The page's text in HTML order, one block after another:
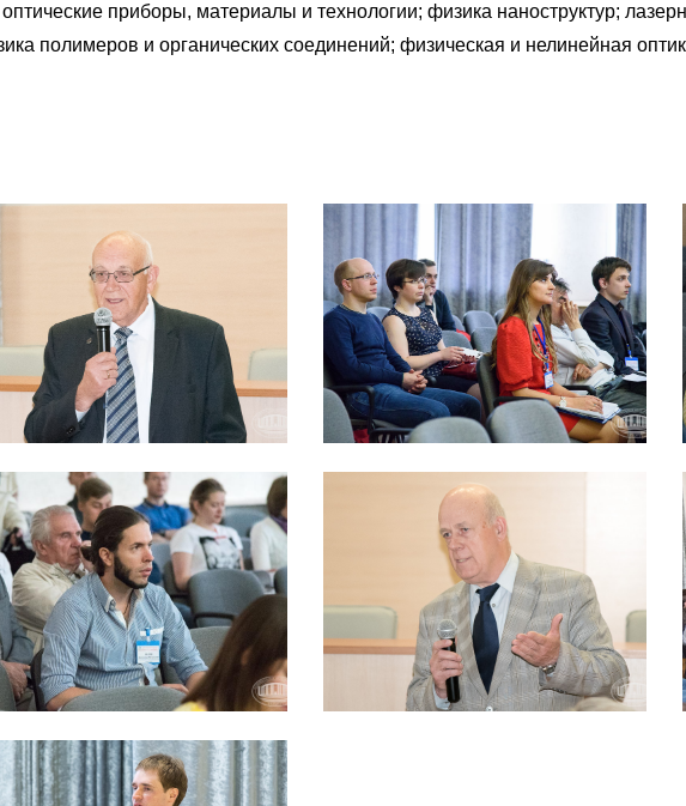
приборы, материалы и технологии; физика наноструктур;
полимеров и органических соединений; физическая и нелинейная